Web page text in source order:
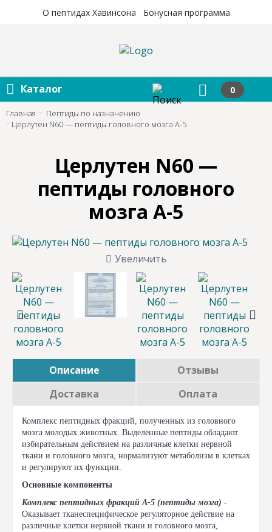
О пептидах Хавинсона Бонусная программа
Каталог 0
Главная
Пептиды по назначению
Церлутен N60 — пептиды головного мозга А-5
Церлутен N60 —
пептиды головного
мозга А-5
Увеличить
Описание
Отзывы
Доставка
Оплата
Комплекс пептидных фракций, полученных из головного
мозга молодых животных. Выделенные пептиды обладают
избирательным действием на различные клетки нервной
ткани и головного мозга, нормализуют метаболизм в клетках
и регулируют их функции.
Основные компоненты
Комплекс пептидных фракций A-5 (пептиды мозга) -
Оказывает тканеспецифическое регуляторное действие на
различные клетки нервной ткани и головного мозга,